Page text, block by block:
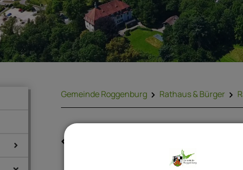
Gemeinde Roggenburg Rathaus & Bürger